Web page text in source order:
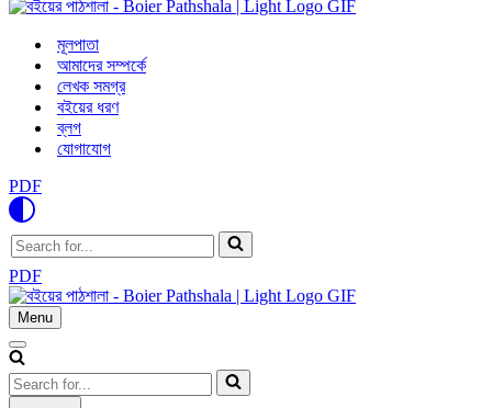
মূলপাতা
আমাদের সম্পর্কে
লেখক সমগ্র
বইয়ের ধরণ
ব্লগ
যোগাযোগ
PDF
Search
for...
PDF
Menu
Navigation
Navigation
Menu
Search
for...